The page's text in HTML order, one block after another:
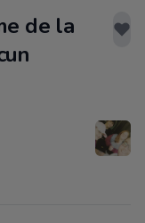
de la